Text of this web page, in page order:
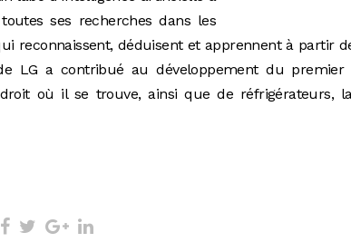
ses recherches dans les
reconnaissent, déduisent et apprennent à partir
LG a contribué au développement du
où il se trouve, ainsi que de réfrigérateurs,